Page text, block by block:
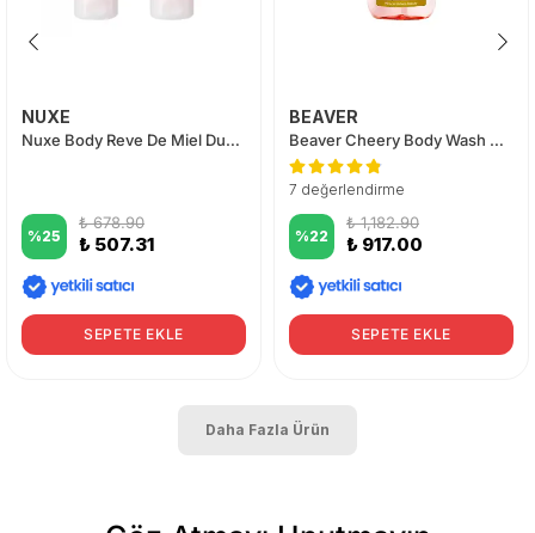
NUXE
Nuxe Body Reve De Miel Duş Jeli 200 ml 2.%50 İndirimli
%25
₺ 678.90
₺ 507.31
SEPETE EKLE
BEAVER
Beaver Cheery Body Wash 400 ml
7 değerlendirme
%22
₺ 1,182.90
₺ 917.00
SEPETE EKLE
Daha Fazla Ürün